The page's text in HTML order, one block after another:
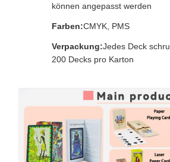
können angepasst werden
Farben:CMYK, PMS
Verpackung:Jedes Deck
200 Decks pro Karton